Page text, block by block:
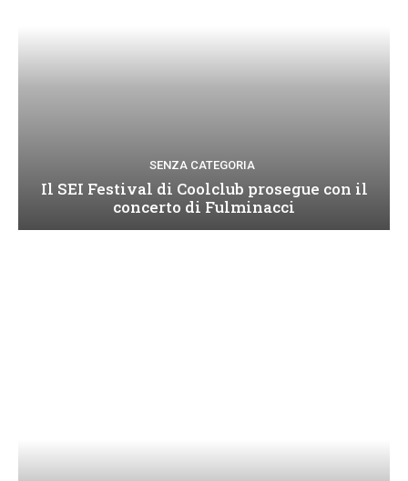
SENZA CATEGORIA
Il SEI Festival di Coolclub prosegue con il
concerto di Fulminacci